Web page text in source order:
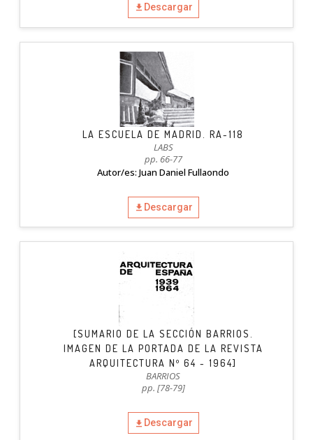
Descargar
LA ESCUELA DE MADRID. RA-118
LABS
pp. 66-77
Autor/es: Juan Daniel Fullaondo
Descargar
[SUMARIO DE LA SECCIÓN BARRIOS.
IMAGEN DE LA PORTADA DE LA REVISTA
ARQUITECTURA Nº 64 - 1964]
BARRIOS
pp. [78-79]
Descargar